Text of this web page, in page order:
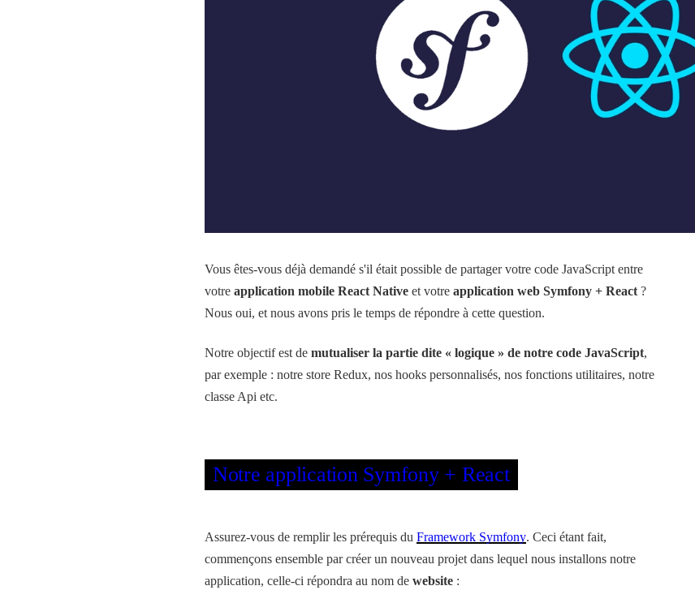
Vous êtes-vous déjà demandé s'il était possible de partager votre code JavaScript entre
votre application mobile React Native et votre application web Symfony + React ?
Nous oui, et nous avons pris le temps de répondre à cette question.
Notre objectif est de mutualiser la partie dite « logique » de notre code JavaScript,
par exemple : notre store Redux, nos hooks personnalisés, nos fonctions utilitaires, notre
classe Api etc.
Notre application Symfony + React
Assurez-vous de remplir les prérequis du Framework Symfony. Ceci étant fait,
commençons ensemble par créer un nouveau projet dans lequel nous installons notre
application, celle-ci répondra au nom de website :